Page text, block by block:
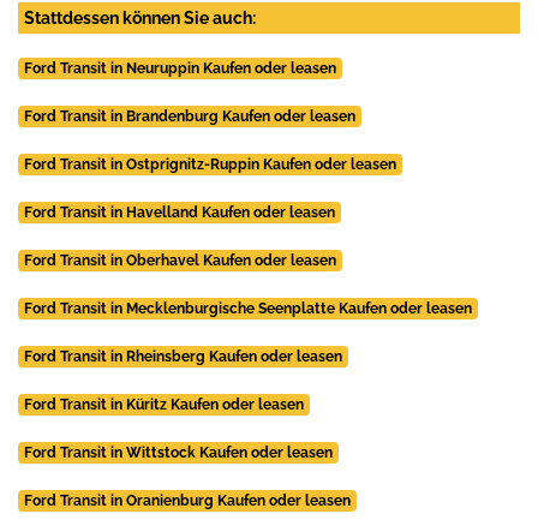
Stattdessen können Sie auch:
Ford Transit in Neuruppin Kaufen oder leasen
Ford Transit in Brandenburg Kaufen oder leasen
Ford Transit in Ostprignitz-Ruppin Kaufen oder leasen
Ford Transit in Havelland Kaufen oder leasen
Ford Transit in Oberhavel Kaufen oder leasen
Ford Transit in Mecklenburgische Seenplatte Kaufen oder leasen
Ford Transit in Rheinsberg Kaufen oder leasen
Ford Transit in Küritz Kaufen oder leasen
Ford Transit in Wittstock Kaufen oder leasen
Ford Transit in Oranienburg Kaufen oder leasen